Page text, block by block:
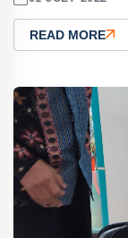
READ MORE